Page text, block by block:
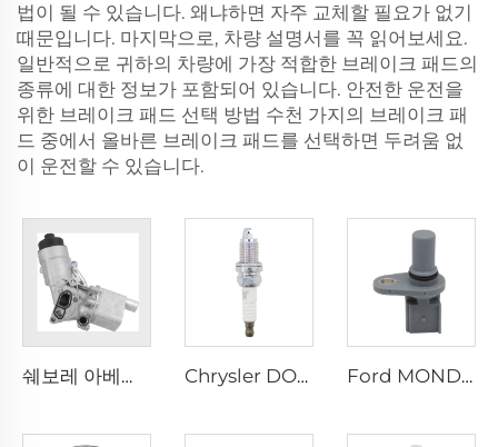
법이 될 수 있습니다. 왜냐하면 자주 교체할 필요가 없기
때문입니다. 마지막으로, 차량 설명서를 꼭 읽어보세요.
일반적으로 귀하의 차량에 가장 적합한 브레이크 패드의
종류에 대한 정보가 포함되어 있습니다. 안전한 운전을
위한 브레이크 패드 선택 방법 수천 가지의 브레이크 패
드 중에서 올바른 브레이크 패드를 선택하면 두려움 없
이 운전할 수 있습니다.
쉐보레 아베오 크루즈 트랙스 1.4 엔진용 55566784 오일 쿨러 필터 하우징 Chrysler DODGE GRAND CHEROKEE JEEP 4.0용 고품질 ZFR5FGP 7098 파워 이리듐 점화 플러그 Ford MONDEO TRANSIT 2.0용 고품질 6C11-12K073-AA 자동차 전기 부품 크랭크축 위치 센서